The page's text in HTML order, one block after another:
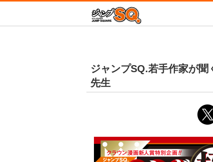
青の祓魔師
この音とまれ！
終わりのセラフ
Mr.Clice
ジャンプSQ.若手作家が
先生